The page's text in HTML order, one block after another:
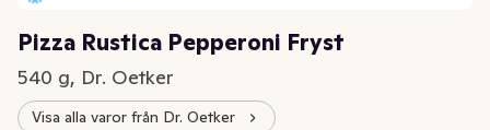
Pizza Rustica Pepperoni Fryst
540 g, Dr. Oetker
Visa alla varor från Dr. Oetker